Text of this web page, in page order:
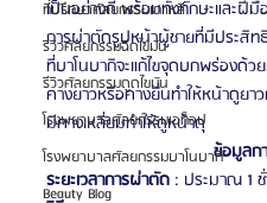
ที่ปรึกษาศัลยกรรมเกาหลี
รีวิวศัลยกรรมฉีดไขมัน
รีวิวศัลยกรรมดูดไขมัน
โรงพยาบาลศัลยกรรมเอท็อป
โรงพยาบาลศัลยกรรมบาโนบากิ
Beauty Blog
เป็นอย่างดี พร้อมทั้งทักษะและฝี
การผ่าตัดรูปหน้าผู้ชายที่มีประสิ
ที่บาโนบากิจะแก้ไขจุดบกพร่องด้
คางยาวหรือคางยื่นทำให้หน้าดูย
มีคางเหลี่ยมทำให้ดูหน้าดุ
ข้อมูลก
ระยะเวลาการผ่าตัด : ประมาณ 1